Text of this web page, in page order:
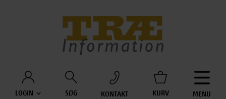
LOGIN SØG KONTAKT KURV MENU